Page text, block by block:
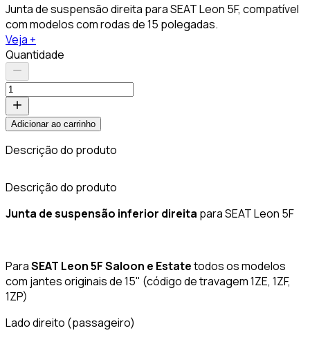
Junta de suspensão direita para SEAT Leon 5F, compatível
com modelos com rodas de 15 polegadas.
Veja +
Quantidade
Adicionar ao carrinho
Descrição do produto
Descrição do produto
Junta de suspensão inferior direita para SEAT Leon 5F
ParaSEAT Leon 5F Saloon e Estatetodos os modelos
com jantes originais de 15" (código de travagem 1ZE, 1ZF,
1ZP)
Lado direito (passageiro)